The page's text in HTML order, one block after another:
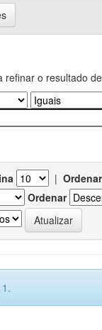
refinar o resultado
|
Ordenar